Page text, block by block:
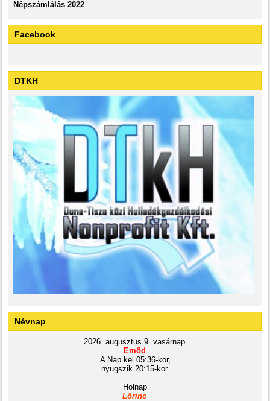
Népszámlálás 2022
Facebook
DTKH
Névnap
2026. augusztus 9. vasárnap
Emőd
A Nap kel 05:36-kor,
nyugszik 20:15-kor.
Holnap
Lőrinc